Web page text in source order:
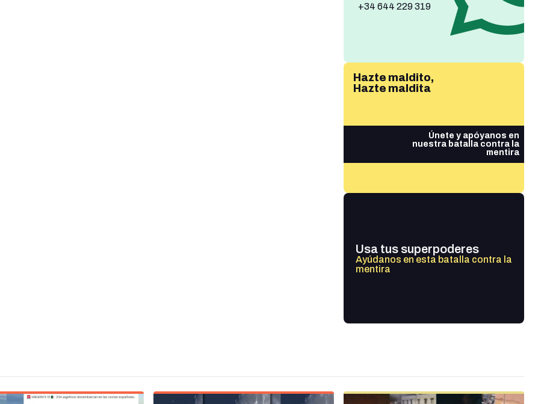
+34 644 229 319
Hazte maldito,
Hazte maldita
Únete y apóyanos en
nuestra batalla contra la
mentira
Usa tus superpoderes
Ayúdanos en esta batalla contra la
mentira